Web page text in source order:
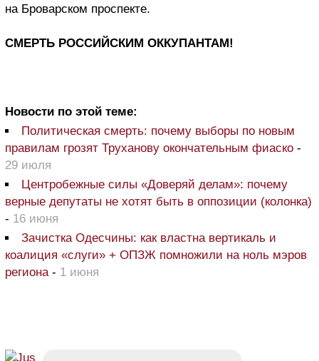
на Броварском проспекте.
СМЕРТЬ РОССИЙСКИМ ОККУПАНТАМ!
Новости по этой теме:
Политическая смерть: почему выборы по новым
правилам грозят Труханову окончательным фиаско -
29 июля
Центробежные силы «Доверяй делам»: почему
верные депутаты не хотят быть в оппозиции (колонка)
- 16 июня
Зачистка Одесчины: как властна вертикаль и
коалиция «слуги» + ОПЗЖ помножили на ноль мэров
региона- 1 июня